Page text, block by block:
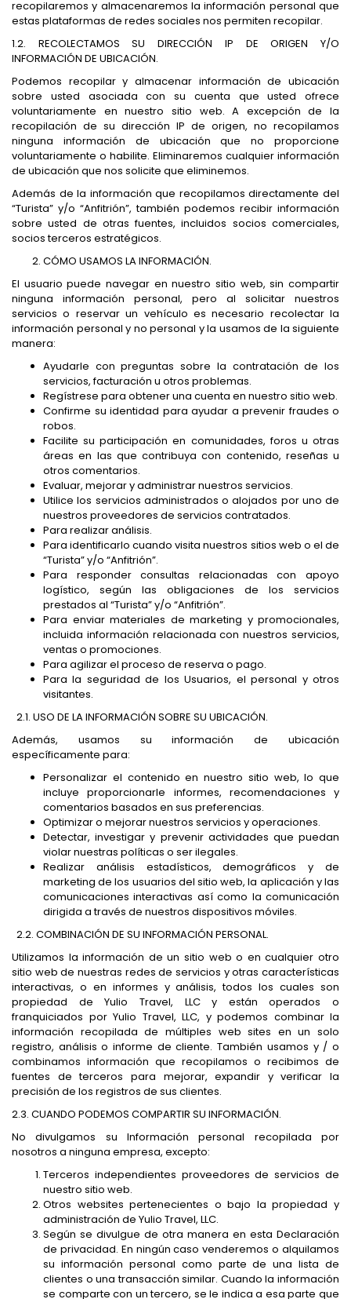
recopilaremos y almacenaremos la información personal que
estas plataformas de redes sociales nos permiten recopilar.
1.2. RECOLECTAMOS SU DIRECCIÓN IP DE ORIGEN Y/O
INFORMACIÓN DE UBICACIÓN.
Podemos recopilar y almacenar información de ubicación
sobre usted asociada con su cuenta que usted ofrece
voluntariamente en nuestro sitio web. A excepción de la
recopilación de su dirección IP de origen, no recopilamos
ninguna información de ubicación que no proporcione
voluntariamente o habilite. Eliminaremos cualquier información
de ubicación que nos solicite que eliminemos.
Además de la información que recopilamos directamente del
“Turista” y/o “Anfitrión”, también podemos recibir información
sobre usted de otras fuentes, incluidos socios comerciales,
socios terceros estratégicos.
CÓMO USAMOS LA INFORMACIÓN.
El usuario puede navegar en nuestro sitio web, sin compartir
ninguna información personal, pero al solicitar nuestros
servicios o reservar un vehículo es necesario recolectar la
información personal y no personal y la usamos de la siguiente
manera:
Ayudarle con preguntas sobre la contratación de los
servicios, facturación u otros problemas.
Regístrese para obtener una cuenta en nuestro sitio web.
Confirme su identidad para ayudar a prevenir fraudes o
robos.
Facilite su participación en comunidades, foros u otras
áreas en las que contribuya con contenido, reseñas u
otros comentarios.
Evaluar, mejorar y administrar nuestros servicios.
Utilice los servicios administrados o alojados por uno de
nuestros proveedores de servicios contratados.
Para realizar análisis.
Para identificarlo cuando visita nuestros sitios web o el de
“Turista” y/o “Anfitrión”.
Para responder consultas relacionadas con apoyo
logístico, según las obligaciones de los servicios
prestados al “Turista” y/o “Anfitrión”.
Para enviar materiales de marketing y promocionales,
incluida información relacionada con nuestros servicios,
ventas o promociones.
Para agilizar el proceso de reserva o pago.
Para la seguridad de los Usuarios, el personal y otros
visitantes.
2.1. USO DE LA INFORMACIÓN SOBRE SU UBICACIÓN.
Además, usamos su información de ubicación
específicamente para:
Personalizar el contenido en nuestro sitio web, lo que
incluye proporcionarle informes, recomendaciones y
comentarios basados ​​en sus preferencias.
Optimizar o mejorar nuestros servicios y operaciones.
Detectar, investigar y prevenir actividades que puedan
violar nuestras políticas o ser ilegales.
Realizar análisis estadísticos, demográficos y de
marketing de los usuarios del sitio web, la aplicación y las
comunicaciones interactivas así como la comunicación
dirigida a través de nuestros dispositivos móviles.
2.2. COMBINACIÓN DE SU INFORMACIÓN PERSONAL.
Utilizamos la información de un sitio web o en cualquier otro
sitio web de nuestras redes de servicios y otras características
interactivas, o en informes y análisis, todos los cuales son
propiedad de Yulio Travel, LLC y están operados o
franquiciados por Yulio Travel, LLC, y podemos combinar la
información recopilada de múltiples web sites en un solo
registro, análisis o informe de cliente. También usamos y / o
combinamos información que recopilamos o recibimos de
fuentes de terceros para mejorar, expandir y verificar la
precisión de los registros de sus clientes.
2.3. CUANDO PODEMOS COMPARTIR SU INFORMACIÓN.
No divulgamos su Información personal recopilada por
nosotros a ninguna empresa, excepto:
Terceros independientes proveedores de servicios de
nuestro sitio web.
Otros websites pertenecientes o bajo la propiedad y
administración de Yulio Travel, LLC.
Según se divulgue de otra manera en esta Declaración
de privacidad. En ningún caso venderemos o alquilamos
su información personal como parte de una lista de
clientes o una transacción similar. Cuando la información
se comparte con un tercero, se le indica a esa parte que